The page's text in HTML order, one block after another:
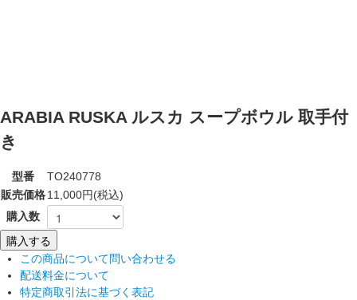
ARABIA RUSKA ルスカ スープボウル 取手付
き
型番
TO240778
販売価格11,000円(税込)
購入数
この商品について問い合わせる
配送料金について
特定商取引法に基づく表記